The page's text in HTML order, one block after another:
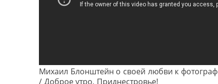
Михаил Блонштейн о своей любви к
/ Доброе утро, Приднестровье!